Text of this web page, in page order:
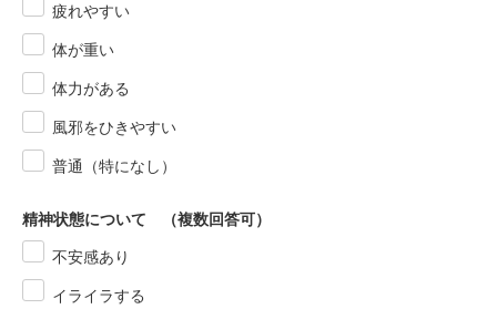
疲れやすい
体が重い
体力がある
風邪をひきやすい
普通（特になし）
精神状態について （複数回答可）
不安感あり
イライラする